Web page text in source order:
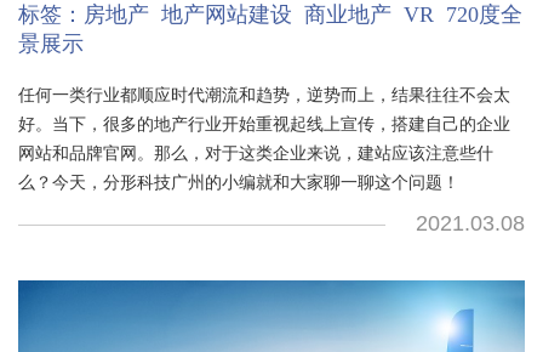
标签： 房地产 地产网站建设 商业地产 VR 720度全
景展示
任何一类行业都顺应时代潮流和趋势，逆势而上，结果往往不会太
好。当下，很多的地产行业开始重视起线上宣传，搭建自己的企业
网站和品牌官网。那么，对于这类企业来说，建站应该注意些什
么？今天，分形科技广州的小编就和大家聊一聊这个问题！
2021.03.08